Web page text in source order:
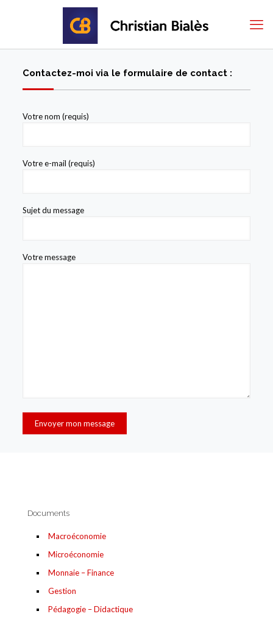
Contactez-moi via le formulaire de contact :
Votre nom (requis)
Votre e-mail (requis)
Sujet du message
Votre message
Documents
Macroéconomie
Microéconomie
Monnaie – Finance
Gestion
Pédagogie – Didactique